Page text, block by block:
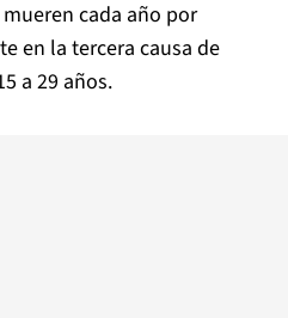
cada año por
en la tercera causa de
a 29 años.